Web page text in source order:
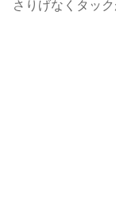
さりげなくタッ